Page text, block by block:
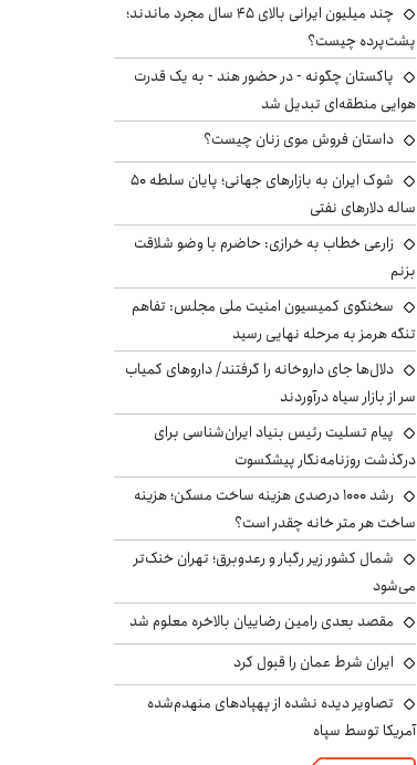
چند میلیون ایرانی بالای ۴۵ سال مجرد ماندند؛
پشت‌پرده چیست؟
پاکستان چگونه - در حضور هند - به یک قدرت
هوایی منطقه‌ای تبدیل شد
داستان فروش موی زنان چیست؟
شوک ایران به بازارهای جهانی؛ پایان سلطه ۵۰
ساله دلارهای نفتی
زارعی خطاب به خرازی: حاضرم با وضو شلاقت
بزنم
سخنگوی کمیسیون امنیت ملی مجلس: تفاهم
تنگه هرمز به مرحله نهایی رسید
دلال‌ها جای داروخانه را گرفتند/ داروهای کمیاب
سر از بازار سیاه درآوردند
پیام تسلیت رئیس بنیاد ایران‌شناسی برای
درگذشت روزنامه‌نگار پیشکسوت
رشد ۱۰۰۰ درصدی هزینه ساخت مسکن؛ هزینه
ساخت هر متر خانه چقدر است؟
شمال کشور زیر رگبار و رعدوبرق؛ تهران خنک‌تر
می‌شود
مقصد بعدی رامین رضاییان بالاخره معلوم شد
ایران شرط عمان را قبول کرد
تصاویر دیده نشده از پهپادهای منهدم‌شده
آمریکا توسط سپاه